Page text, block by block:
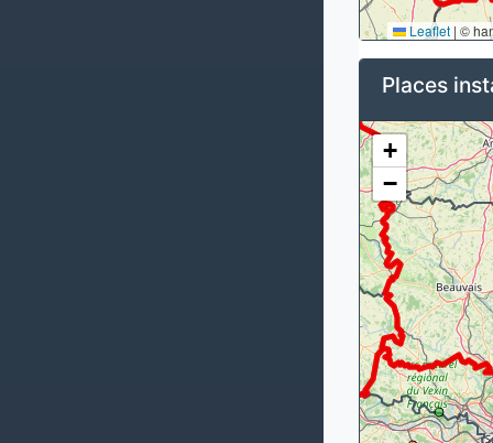
Leaflet | ©
Places
+
−